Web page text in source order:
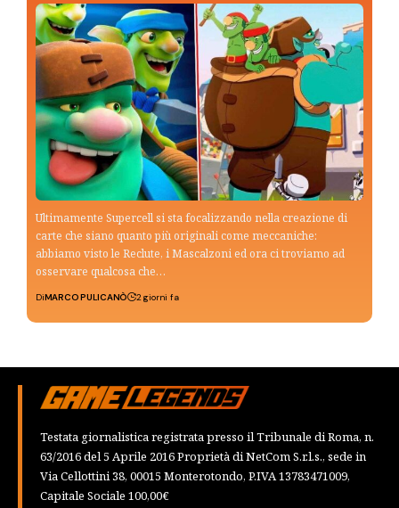
Ultimamente Supercell si sta focalizzando nella creazione di
carte che siano quanto più originali come meccaniche:
abbiamo visto le Reclute, i Mascalzoni ed ora ci troviamo ad
osservare qualcosa che…
DiMARCO PULICANÒ 2 giorni fa
Testata giornalistica registrata presso il Tribunale di Roma, n.
63/2016 del 5 Aprile 2016 Proprietà di NetCom S.r.l.s., sede in
Via Cellottini 38, 00015 Monterotondo, P.IVA 13783471009,
Capitale Sociale 100,00€